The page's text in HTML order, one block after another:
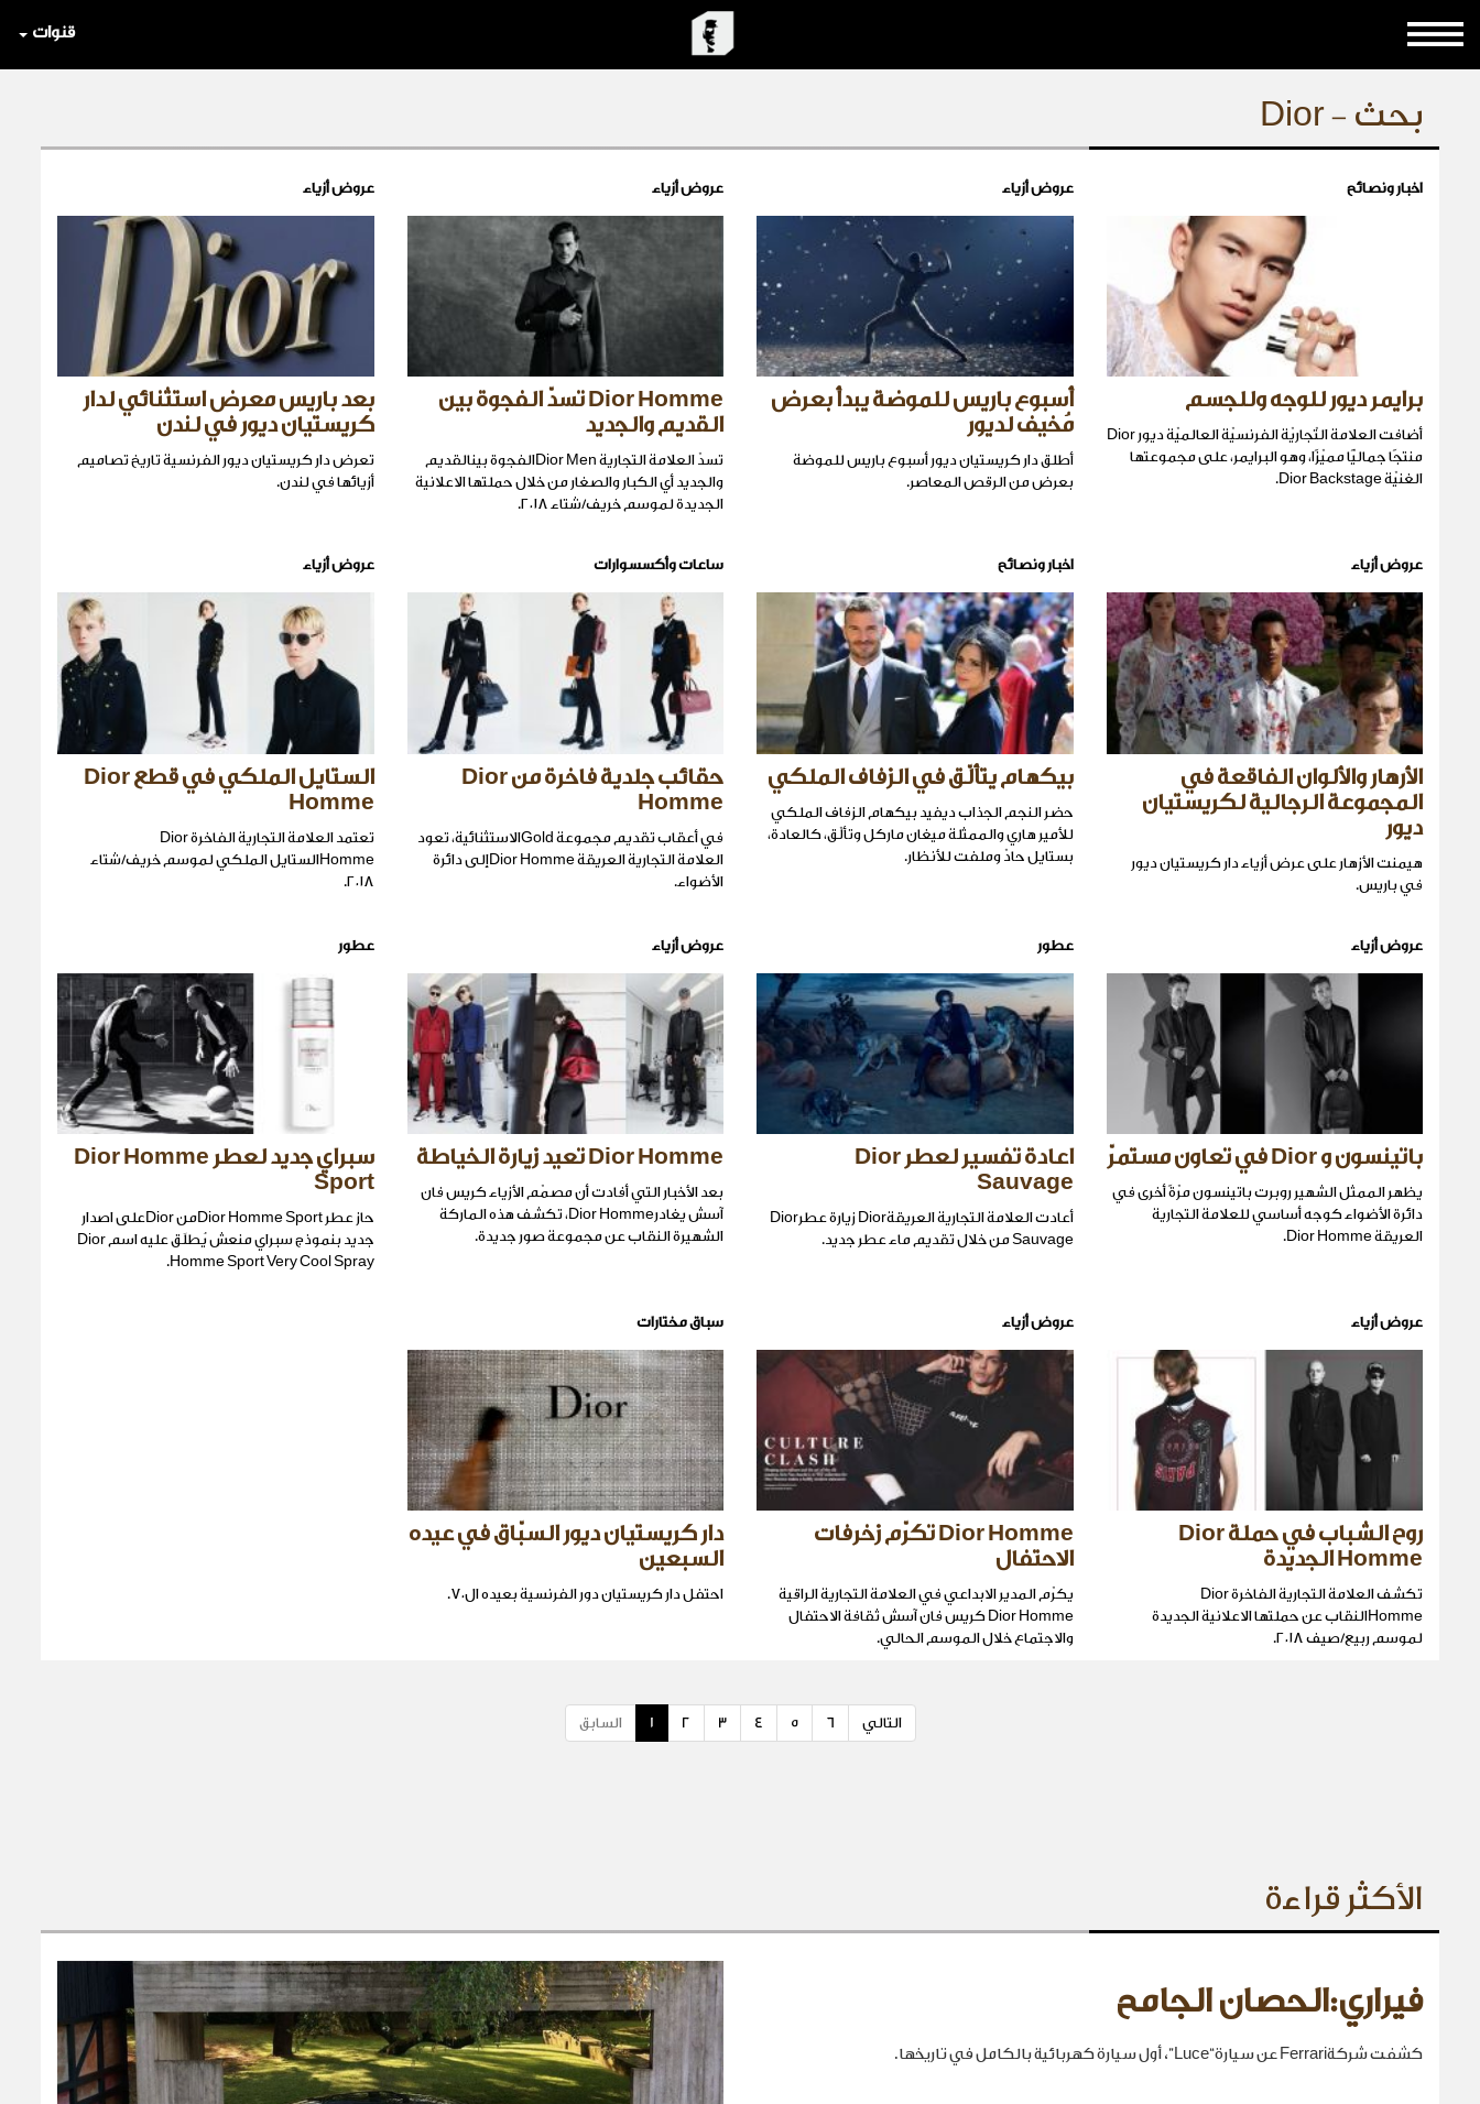
قنوات
بحث - Dior
اخبار ونصائح
برايمر ديور للوجه وللجسم
أضافت العلامة التّجاريّة الفرنسيّة العالميّة ديور Dior
منتجًا جماليًّا مميّزًا، وهو البرايمر، على مجموعتها
الغنيّة Dior Backstage.
عروض أزياء
أسبوع باريس للموضة يبدأ بعرض
مُخيف لديور
أطلق دار كريستيان ديور أسبوع باريس للموضة
بعرض من الرقص المعاصر.
عروض أزياء
Dior Homme تسدّ الفجوة بين
القديم والجديد
تسدّ العلامة التجارية Dior Menالفجوة بينالقديم
والجديد أي الكبار والصغار من خلال حملتها الاعلانية
الجديدة لموسم خريف/شتاء ٢٠١٨.
عروض أزياء
بعد باريس معرض استثنائي لدار
كريستيان ديور في لندن
تعرض دار كريستيان ديور الفرنسية تاريخ تصاميم
أزيائها في لندن.
عروض أزياء
الأرهار والألوان الفاقعة في
المجموعة الرجالية لكريستيان
ديور
هيمنت الأزهار على عرض أزياء دار كريستيان ديور
في باريس.
اخبار ونصائح
بيكهام يتألّق في الزفاف الملكي
حضر النجم الجذاب ديفيد بيكهام الزفاف الملكي
للأمير هاري والممثلة ميغان ماركل وتألّق، كالعادة،
بستايل حادّ وملفت للأنظار.
ساعات وأكسسوارات
حقائب جلدية فاخرة من Dior
Homme
في أعقاب تقديم مجموعة Goldالاستثنائية، تعود
العلامة التجارية العريقة Dior Hommeإلى دائرة
الأضواء.
عروض أزياء
الستايل الملكي في قطع Dior
Homme
تعتمد العلامة التجارية الفاخرة Dior
Hommeالستايل الملكي لموسم خريف/شتاء
٢٠١٨.
عروض أزياء
باتينسون و Dior في تعاون مستمرّ
يظهر الممثل الشهير روبرت باتينسون مرّةً أخرى في
دائرة الأضواء كوجه أساسي للعلامة التجارية
العريقة Dior Homme.
عطور
اعادة تفسير لعطر Dior
Sauvage
أعادت العلامة التجارية العريقةDior زيارة عطرDior
Sauvage من خلال تقديم ماء عطر جديد.
عروض أزياء
Dior Homme تعيد زيارة الخياطة
بعد الأخبار التي أفادت أن مصمّم الأزياء كريس فان
آسش يغادرDior Homme، تكشف هذه الماركة
الشهيرة النقاب عن مجموعة صور جديدة.
عطور
سبراي جديد لعطر Dior Homme
Sport
حاز عطر Dior Homme Sportمن Diorعلى اصدار
جديد بنموذج سبراي منعش يُطلَق عليه اسم Dior
Homme Sport Very Cool Spray.
عروض أزياء
روح الشباب في حملة Dior
Homme الجديدة
تكشف العلامة التجارية الفاخرة Dior
Hommeالنقاب عن حملتها الاعلانية الجديدة
لموسم ربيع/صيف ٢٠١٨.
عروض أزياء
Dior Homme تكرّم زخرفات
الاحتفال
يكرّم المدير الابداعي في العلامة التجارية الراقية
Dior Homme كريس فان آسش ثقافة الاحتفال
والاجتماع خلال الموسم الحالي.
سباق مختارات
دار كريستيان ديور السبّاق في عيده
السبعين
احتفل دار كريستيان دور الفرنسية بعيده ال٧٠.
السابق 1 2 3 4 5 6 التالي
الأكثر قراءة
فيراري:الحصان الجامح
كشفت شركةFerrari عن سيارة“Luce”، أول سيارة كهربائية بالكامل في تاريخها.